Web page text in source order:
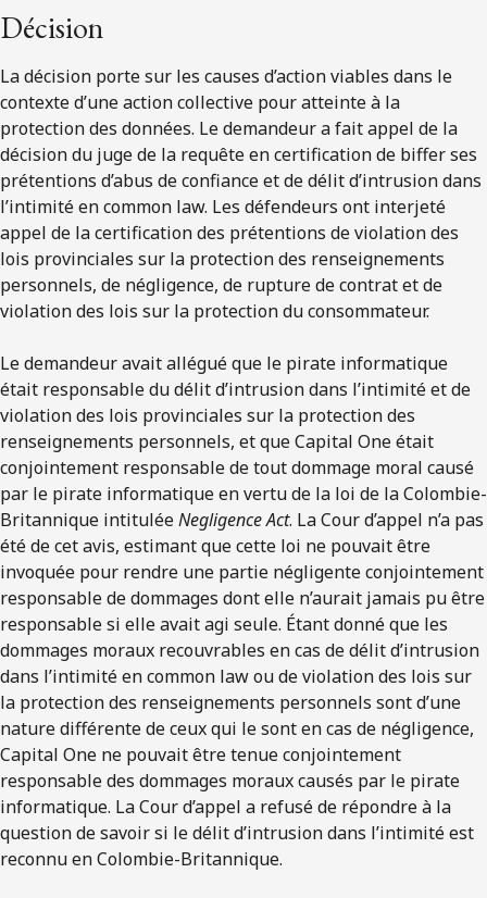
Décision
La décision porte sur les causes d’action viables dans le
contexte d’une action collective pour atteinte à la
protection des données. Le demandeur a fait appel de la
décision du juge de la requête en certification de biffer ses
prétentions d’abus de confiance et de délit d’intrusion dans
l’intimité en common law. Les défendeurs ont interjeté
appel de la certification des prétentions de violation des
lois provinciales sur la protection des renseignements
personnels, de négligence, de rupture de contrat et de
violation des lois sur la protection du consommateur.
Le demandeur avait allégué que le pirate informatique
était responsable du délit d’intrusion dans l’intimité et de
violation des lois provinciales sur la protection des
renseignements personnels, et que Capital One était
conjointement responsable de tout dommage moral causé
par le pirate informatique en vertu de la loi de la Colombie-
Britannique intituléeNegligence Act. La Cour d’appel n’a pas
été de cet avis, estimant que cette loi ne pouvait être
invoquée pour rendre une partie négligente conjointement
responsable de dommages dont elle n’aurait jamais pu être
responsable si elle avait agi seule. Étant donné que les
dommages moraux recouvrables en cas de délit d’intrusion
dans l’intimité en common law ou de violation des lois sur
la protection des renseignements personnels sont d’une
nature différente de ceux qui le sont en cas de négligence,
Capital One ne pouvait être tenue conjointement
responsable des dommages moraux causés par le pirate
informatique. La Cour d’appel a refusé de répondre à la
question de savoir si le délit d’intrusion dans l’intimité est
reconnu en Colombie-Britannique.